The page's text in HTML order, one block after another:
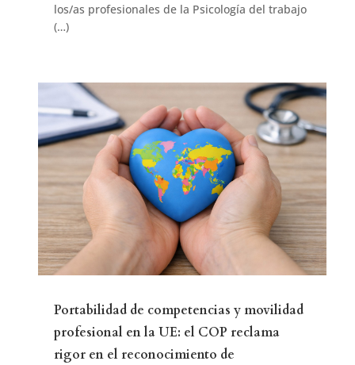
los/as profesionales de la Psicología del trabajo
(…)
Portabilidad de competencias y movilidad
profesional en la UE: el COP reclama
rigor en el reconocimiento de